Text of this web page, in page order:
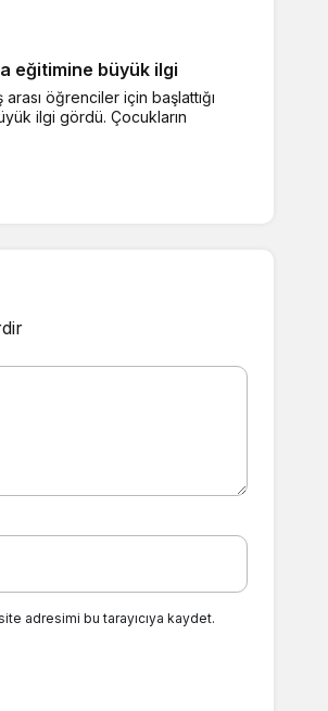
eğitimine büyük ilgi
öğrenciler için başlattığı
ilgi gördü. Çocukların
adresimi bu tarayıcıya kaydet.